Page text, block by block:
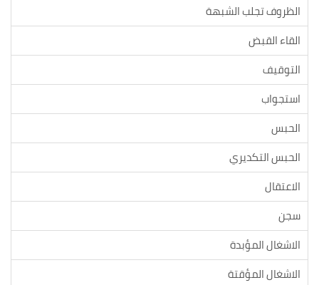
الظروف تجلب الشبهة
القاء القبض
التوقيف
استجواب
الحبس
الحبس التكديري
الاعتقال
سجن
الاشغال المؤبدة
الاشغال المؤقتة